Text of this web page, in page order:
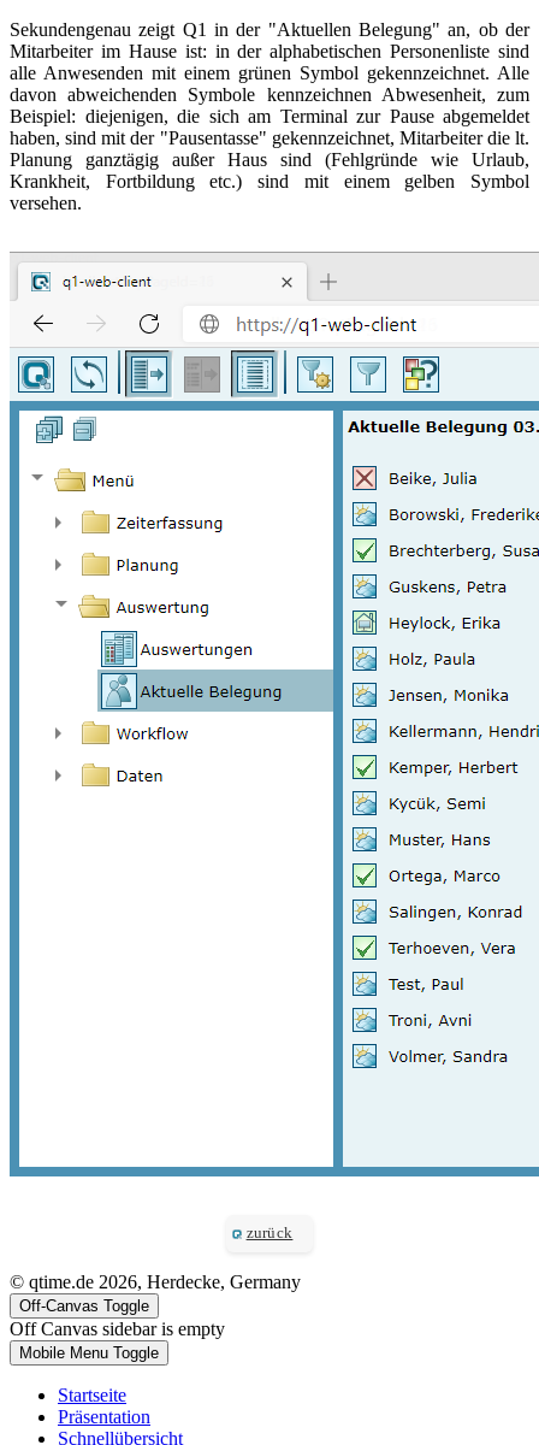
Sekundengenau zeigt Q1 in der "Aktuellen Belegung" an, ob der
Mitarbeiter im Hause ist: in der alphabetischen Personenliste sind
alle Anwesenden mit einem grünen Symbol gekennzeichnet. Alle
davon abweichenden Symbole kennzeichnen Abwesenheit, zum
Beispiel: diejenigen, die sich am Terminal zur Pause abgemeldet
haben, sind mit der "Pausentasse" gekennzeichnet, Mitarbeiter die lt.
Planung ganztägig außer Haus sind (Fehlgründe wie Urlaub,
Krankheit, Fortbildung etc.) sind mit einem gelben Symbol
versehen.
zurück
© qtime.de 2026, Herdecke, Germany
Off-Canvas Toggle
Off Canvas sidebar is empty
Mobile Menu Toggle
Startseite
Präsentation
Schnellübersicht